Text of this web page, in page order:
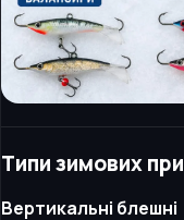
Типи зимових
Вертикальні блешні